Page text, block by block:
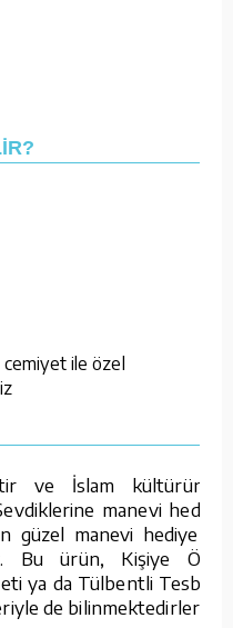
ile özel
ve İslam kültüründe
manevi hediye
güzel manevi hediyeleri
Bu ürün, Kişiye Özel
ya da Tülbentli Tesbihli
de bilinmektedirler.